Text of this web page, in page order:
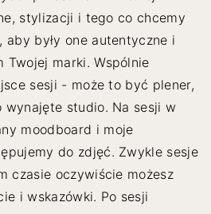
stylizacji i tego co chcemy
aby były one autentyczne i
Twojej marki. Wspólnie
sesji - może to być plener,
wynajęte studio. Na sesji w
moodboard i moje
do zdjęć. Zwykle sesje
czasie oczywiście możesz
i wskazówki. Po sesji